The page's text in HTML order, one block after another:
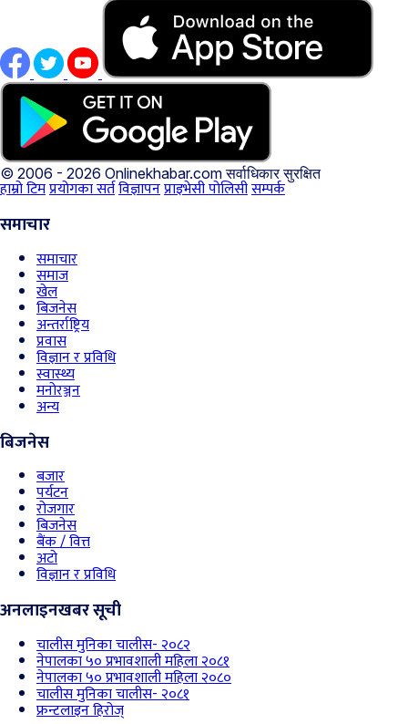
© 2006 - 2026 Onlinekhabar.comसर्वाधिकार सुरक्षित
हाम्रो टिमप्रयोगका सर्तविज्ञापनप्राइभेसी पोलिसीसम्पर्क
समाचार
समाचार
समाज
खेल
बिजनेस
अन्तर्राष्ट्रिय
प्रवास
विज्ञान र प्रविधि
स्वास्थ्य
मनोरञ्जन
अन्य
बिजनेस
बजार
पर्यटन
रोजगार
बिजनेस
बैंक / वित्त
अटो
विज्ञान र प्रविधि
अनलाइनखबर सूची
चालीस मुनिका चालीस- २०८२
नेपालका ५० प्रभावशाली महिला २०८१
नेपालका ५० प्रभावशाली महिला २०८०
चालीस मुनिका चालीस- २०८१
फ्रन्टलाइन हिरोज्